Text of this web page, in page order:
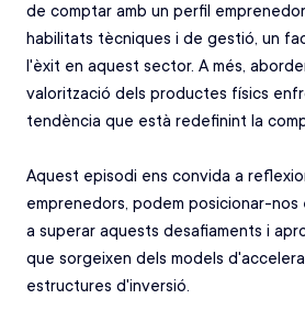
de comptar amb un perfil
habilitats tècniques i de gestió, un
l'èxit en aquest sector. A més,
valorització dels productes físics
tendència que està redefinint la
Aquest episodi ens convida a
emprenedors, podem posicionar-
a superar aquests desafiaments i
que sorgeixen dels models
estructures d'inversió.